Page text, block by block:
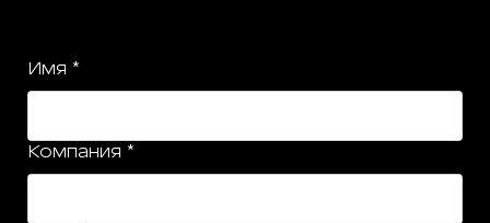
Имя *
Компания *